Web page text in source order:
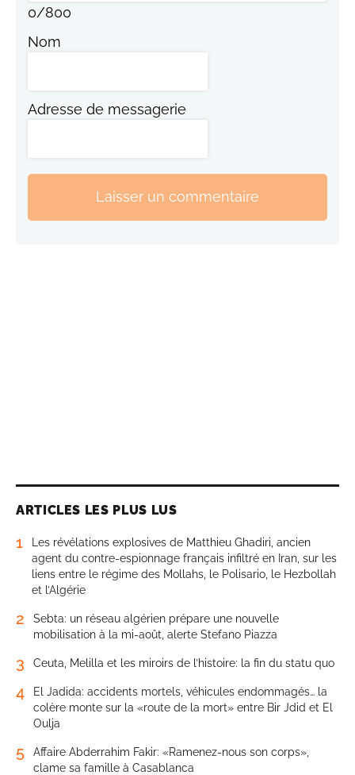
0/800
Nom
Adresse de messagerie
Laisser un commentaire
ARTICLES LES PLUS LUS
1
Les révélations explosives de Matthieu Ghadiri, ancien
agent du contre-espionnage français infiltré en Iran, sur les
liens entre le régime des Mollahs, le Polisario, le Hezbollah
et l’Algérie
2
Sebta: un réseau algérien prépare une nouvelle
mobilisation à la mi-août, alerte Stefano Piazza
3 Ceuta, Melilla et les miroirs de l’histoire: la fin du statu quo
4
El Jadida: accidents mortels, véhicules endommagés… la
colère monte sur la «route de la mort» entre Bir Jdid et El
Oulja
5
Affaire Abderrahim Fakir: «Ramenez-nous son corps»,
clame sa famille à Casablanca